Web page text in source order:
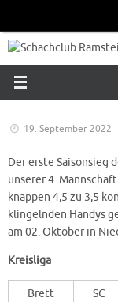
springen
19. September 2022
Der erste Saisonsieg
unserer 4.
knappen 4,5 zu 3,5
klingelnden Handys
am 02. Oktober in
Kreisliga
Brett
SC